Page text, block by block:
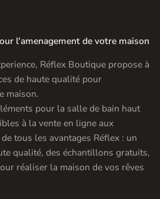
l'amenagement de votre maison
Réflex Boutique propose à
de haute qualité pour
maison.
pour la salle de bain haut
à la vente en ligne aux
tous les avantages Réflex : un
qualité, des échantillons gratuits,
réaliser la maison de vos rêves